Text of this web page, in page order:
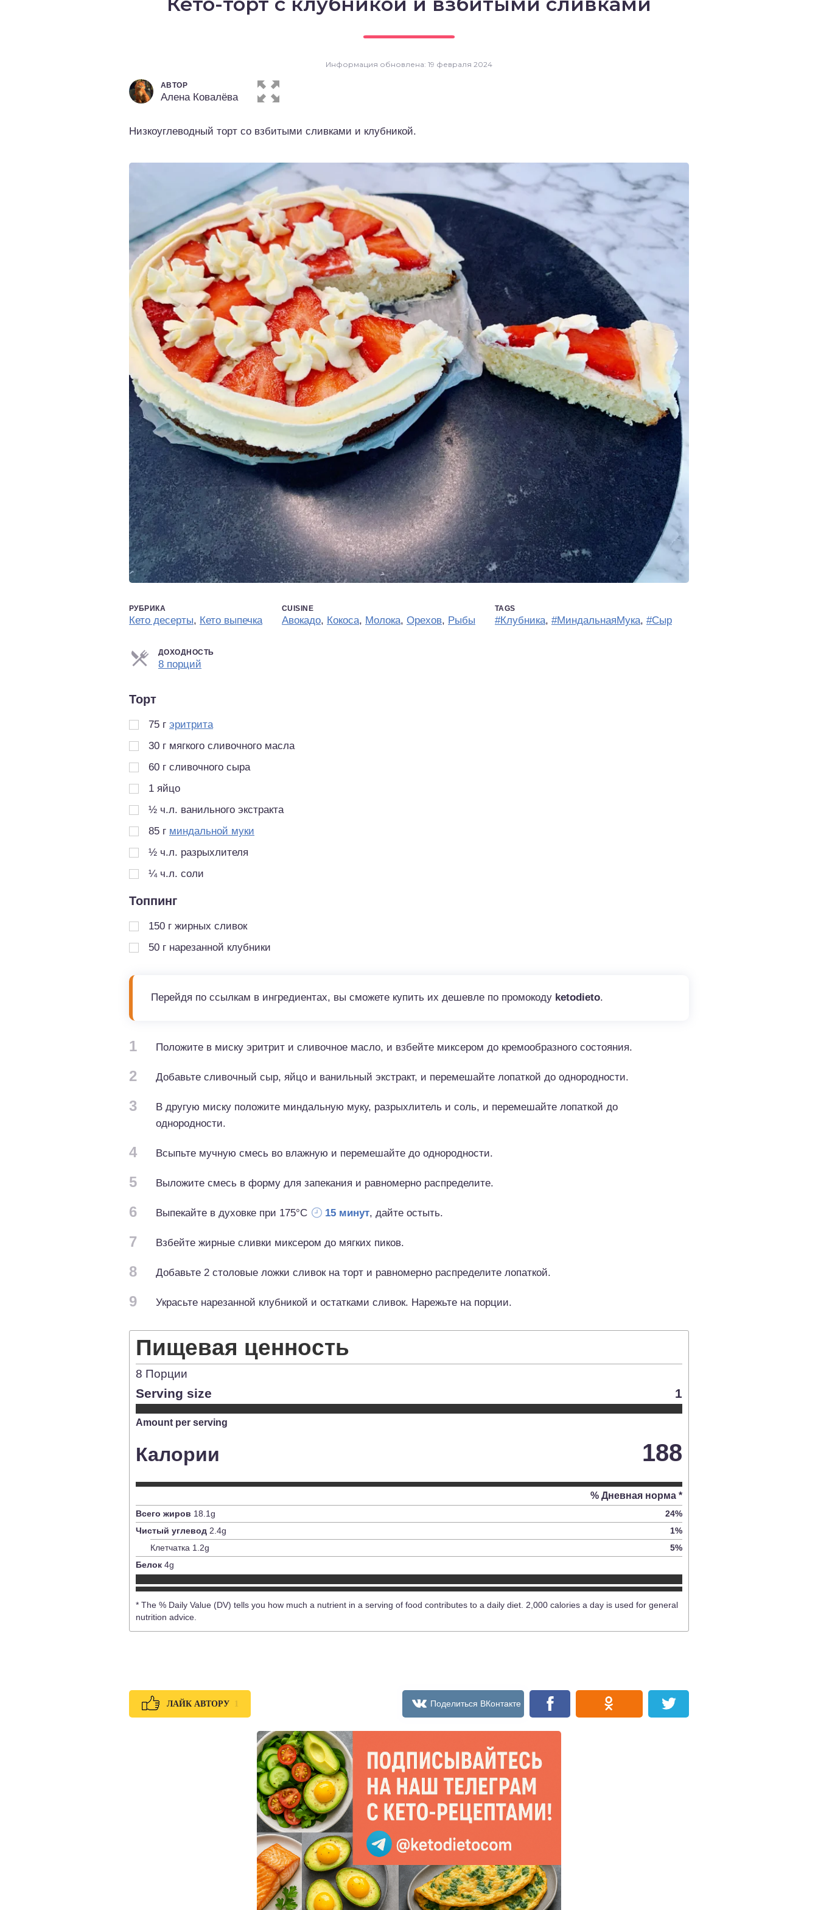
Информация обновлена: 19 февраля 2024
АВТОР
Алена Ковалёва
Низкоуглеводный торт со взбитыми сливками и клубникой.
РУБРИКА
Кето десерты, Кето выпечка
CUISINE
Авокадо, Кокоса, Молока, Орехов, Рыбы
TAGS
#Клубника, #МиндальнаяМука, #Сыр
ДОХОДНОСТЬ
8 порций
Торт
75 г эритрита
30 г мягкого сливочного масла
60 г сливочного сыра
1 яйцо
½ ч.л. ванильного экстракта
85 г миндальной муки
½ ч.л. разрыхлителя
¼ ч.л. соли
Топпинг
150 г жирных сливок
50 г нарезанной клубники
Перейдя по ссылкам в ингредиентах, вы сможете купить их дешевле по промокоду ketodieto.
1 Положите в миску эритрит и сливочное масло, и взбейте миксером до кремообразного состояния.
2 Добавьте сливочный сыр, яйцо и ванильный экстракт, и перемешайте лопаткой до однородности.
3
В другую миску положите миндальную муку, разрыхлитель и соль, и перемешайте лопаткой до
однородности.
4 Всыпьте мучную смесь во влажную и перемешайте до однородности.
5 Выложите смесь в форму для запекания и равномерно распределите.
6 Выпекайте в духовке при 175°C 15 минут, дайте остыть.
7 Взбейте жирные сливки миксером до мягких пиков.
8 Добавьте 2 столовые ложки сливок на торт и равномерно распределите лопаткой.
9 Украсьте нарезанной клубникой и остатками сливок. Нарежьте на порции.
Пищевая ценность
8 Порции
Serving size 1
Amount per serving
Калории 188
% Дневная норма *
Всего жиров 18.1g 24%
Чистый углевод 2.4g 1%
Клетчатка 1.2g 5%
Белок 4g
* The % Daily Value (DV) tells you how much a nutrient in a serving of food contributes to a daily diet. 2,000 calories a day is used for general
nutrition advice.
ЛАЙК АВТОРУ